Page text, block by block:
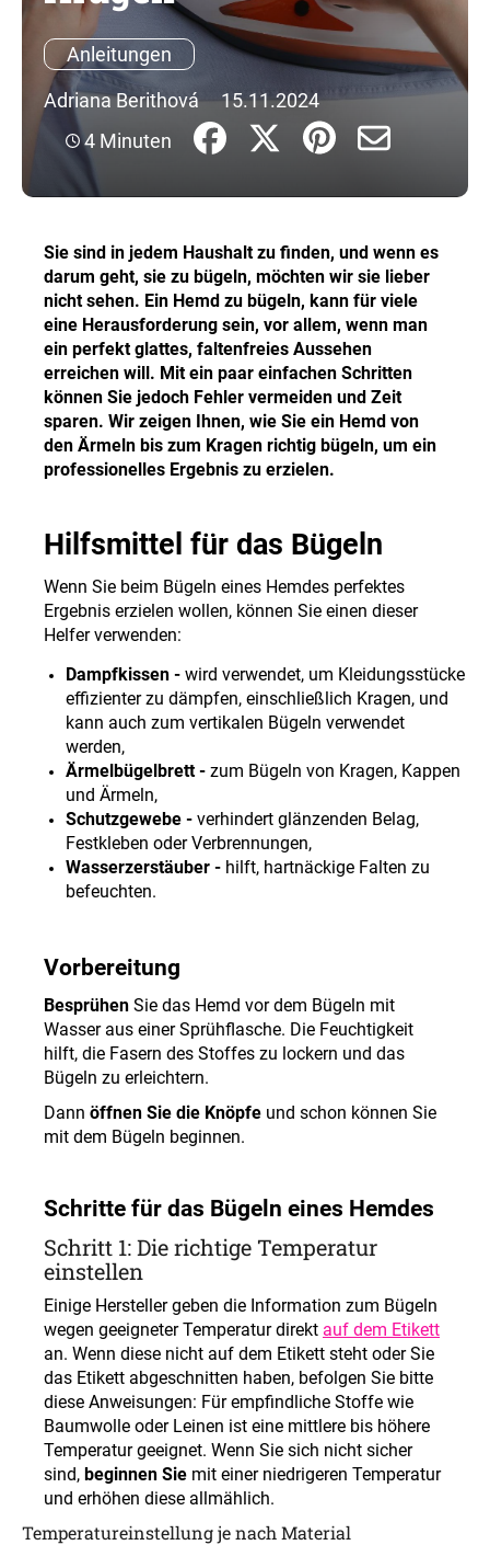
Anleitungen
Adriana Berithová
15.11.2024
4 Minuten
Sie sind in jedem Haushalt zu finden, und wenn es
darum geht, sie zu bügeln, möchten wir sie lieber
nicht sehen. Ein Hemd zu bügeln, kann für viele
eine Herausforderung sein, vor allem, wenn man
ein perfekt glattes, faltenfreies Aussehen
erreichen will. Mit ein paar einfachen Schritten
können Sie jedoch Fehler vermeiden und Zeit
sparen. Wir zeigen Ihnen, wie Sie ein Hemd von
den Ärmeln bis zum Kragen richtig bügeln, um ein
professionelles Ergebnis zu erzielen.
Hilfsmittel für das Bügeln
Wenn Sie beim Bügeln eines Hemdes perfektes
Ergebnis erzielen wollen, können Sie einen dieser
Helfer verwenden:
Dampfkissen - wird verwendet, um Kleidungsstücke
effizienter zu dämpfen, einschließlich Kragen, und
kann auch zum vertikalen Bügeln verwendet
werden,
Ärmelbügelbrett - zum Bügeln von Kragen, Kappen
und Ärmeln,
Schutzgewebe - verhindert glänzenden Belag,
Festkleben oder Verbrennungen,
Wasserzerstäuber - hilft, hartnäckige Falten zu
befeuchten.
Vorbereitung
Besprühen Sie das Hemd vor dem Bügeln mit
Wasser aus einer Sprühflasche. Die Feuchtigkeit
hilft, die Fasern des Stoffes zu lockern und das
Bügeln zu erleichtern.
Dann öffnen Sie die Knöpfe und schon können Sie
mit dem Bügeln beginnen.
Schritte für das Bügeln eines Hemdes
Schritt 1: Die richtige Temperatur
einstellen
Einige Hersteller geben die Information zum Bügeln
wegen geeigneter Temperatur direkt auf dem Etikett
an. Wenn diese nicht auf dem Etikett steht oder Sie
das Etikett abgeschnitten haben, befolgen Sie bitte
diese Anweisungen: Für empfindliche Stoffe wie
Baumwolle oder Leinen ist eine mittlere bis höhere
Temperatur geeignet. Wenn Sie sich nicht sicher
sind, beginnen Sie mit einer niedrigeren Temperatur
und erhöhen diese allmählich.
Temperatureinstellung je nach Material
SUCHEN
i